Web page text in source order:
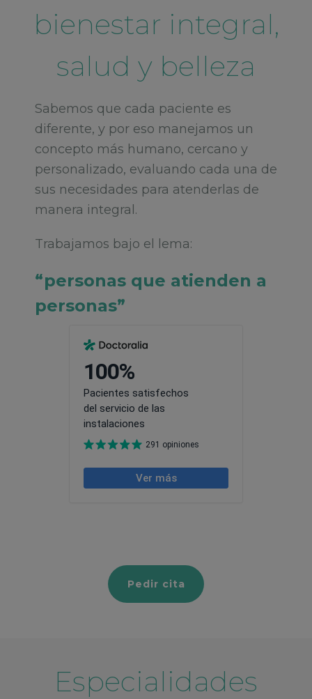
bienestar integral,
salud y belleza
Sabemos que cada paciente es
diferente, y por eso manejamos un
concepto más humano, cercano y
personalizado, evaluando cada una de
sus necesidades para atenderlas de
manera integral.
Trabajamos bajo el lema:
“personas que atienden a
personas”
Pedir cita
Especialidades